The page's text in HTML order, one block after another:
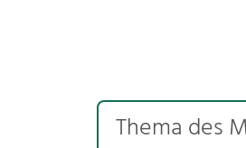
Thema des